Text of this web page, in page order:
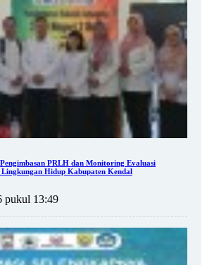
PRLH dan Monitoring Evaluasi
Hidup Kabupaten Kendal
pukul 13:49